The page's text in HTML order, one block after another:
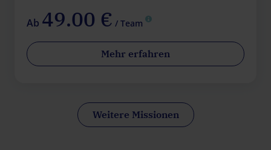
Ab 49.00 € / Team
Mehr erfahren
Weitere Missionen